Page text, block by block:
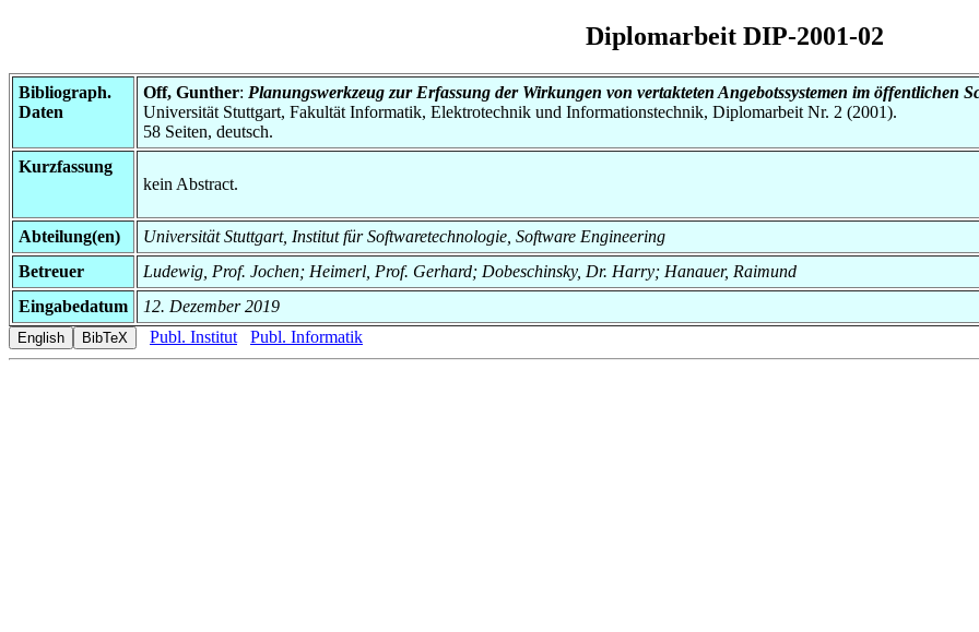
Diplomarbeit DIP-2001-02
Bibliograph.
Daten
Off, Gunther: Planungswerkzeug zur Erfassung der Wirkungen von vertakteten Angebotssystemen im öffentlichen
Universität Stuttgart, Fakultät Informatik, Elektrotechnik und Informationstechnik, Diplomarbeit Nr. 2 (2001).
58 Seiten, deutsch.
Kurzfassung
kein Abstract.
Abteilung(en)
Universität Stuttgart, Institut für Softwaretechnologie, Software Engineering
Betreuer
Ludewig, Prof. Jochen; Heimerl, Prof. Gerhard; Dobeschinsky, Dr. Harry; Hanauer, Raimund
Eingabedatum
12. Dezember 2019
Publ. Institut
Publ. Informatik